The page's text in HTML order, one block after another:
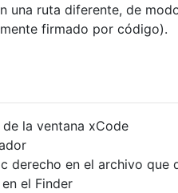
una ruta diferente, de
firmado por código).
de la ventana xCode
derecho en el archivo que
el Finder